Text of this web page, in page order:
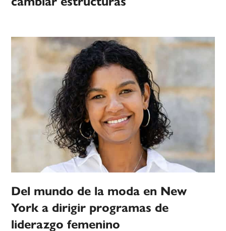
Del mundo de la moda en New
York a dirigir programas de
liderazgo femenino